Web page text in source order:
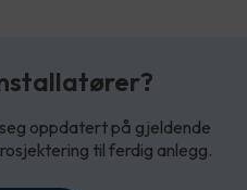
oppdatert på gjeldende
til ferdig anlegg.